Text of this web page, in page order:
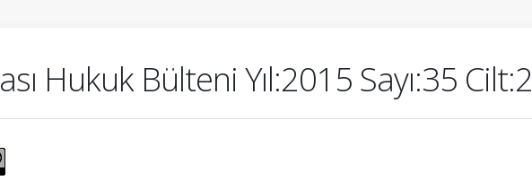
Hukuk Bülteni Yıl:2015 Sayı:35 Cilt:2